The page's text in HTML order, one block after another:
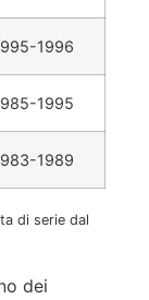
1996
1995
1989
di serie dal
dei